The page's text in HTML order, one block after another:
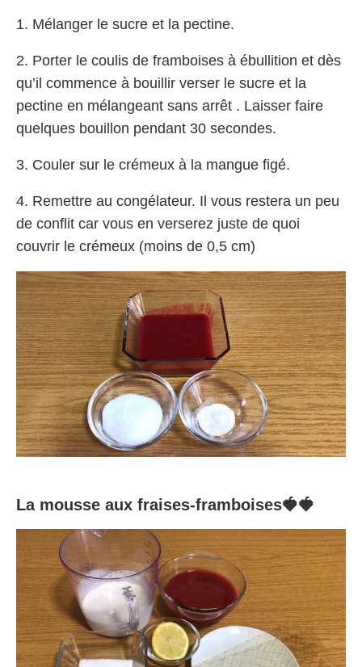
1. Mélanger le sucre et la pectine.
2. Porter le coulis de framboises à ébullition et dès
qu’il commence à bouillir verser le sucre et la
pectine en mélangeant sans arrêt . Laisser faire
quelques bouillon pendant 30 secondes.
3. Couler sur le crémeux à la mangue figé.
4. Remettre au congélateur. Il vous restera un peu
de conflit car vous en verserez juste de quoi
couvrir le crémeux (moins de 0,5 cm)
La mousse aux fraises-framboises🍓🍓